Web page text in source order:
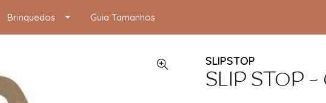
Brinquedos Guia Tamanhos
SLIPSTOP
SLIP STOP -